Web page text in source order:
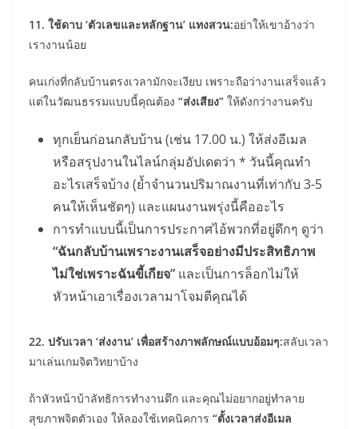
11. ใช้ดาบ ‘ตัวเลขและหลักฐาน’ แทงสวน:อย่าให้เขาอ้างว่า
เรางานน้อย
คนเก่งที่กลับบ้านตรงเวลามักจะเงียบ เพราะถือว่างานเสร็จแล้ว
แต่ในวัฒนธรรมแบบนี้คุณต้อง “ส่งเสียง” ให้ดังกว่างานครับ
ทุกเย็นก่อนกลับบ้าน (เช่น 17.00 น.) ให้ส่งอีเมล
หรือสรุปงานในไลน์กลุ่มอัปเดตว่า * วันนี้คุณทำ
อะไรเสร็จบ้าง (ย้ำจำนวนปริมาณงานที่เท่ากับ 3-5
คนให้เห็นชัดๆ) และแผนงานพรุ่งนี้คืออะไร
การทำแบบนี้เป็นการประกาศไอ้พวกที่อยู่ดึกๆ ดูว่า
“ฉันกลับบ้านเพราะงานเสร็จอย่างมีประสิทธิภาพ
ไม่ใช่เพราะฉันขี้เกียจ” และเป็นการล็อกไม่ให้
หัวหน้าเอาเรื่องเวลามาโจมตีคุณได้
22. ปรับเวลา ‘ส่งงาน’ เพื่อสร้างภาพลักษณ์แบบอ้อมๆ:สลับเวลา
มาเล่นเกมจิตวิทยาบ้าง
ถ้าหัวหน้าบ้าลัทธิการทำงานดึก และคุณไม่อยากอยู่ทำลาย
สุขภาพจิตตัวเอง ให้ลองใช้เทคนิคการ “ตั้งเวลาส่งอีเมล